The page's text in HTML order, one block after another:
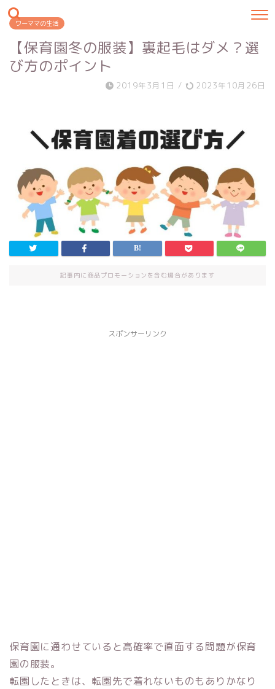
ワーママの生活
【保育園冬の服装】裏起毛はダメ？選
び方のポイント
2019年3月1日 / 2023年10月26日
記事内に商品プロモーションを含む場合があります
スポンサーリンク
保育園に通わせていると高確率で直面する問題が保育
園の服装。
転園したときは、転園先で着れないものもありかなり